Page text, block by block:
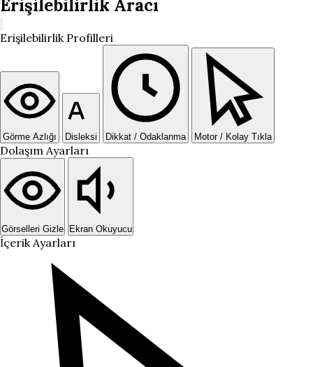
Erişilebilirlik Aracı
Erişilebilirlik Profilleri
Görme Azlığı Disleksi Dikkat / Odaklanma Motor / Kolay Tıkla
Dolaşım Ayarları
Görselleri Gizle Ekran Okuyucu
İçerik Ayarları